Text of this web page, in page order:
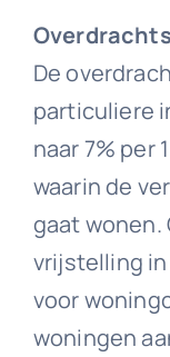
De
particuliere
naar 7% per
waarin de
gaat wonen.
vrijstelling
voor
woningen